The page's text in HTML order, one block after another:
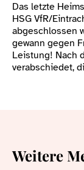
Das letzte
HSG VfR/
abgeschlossen
gewann gegen
Leistung! Nach
verabschiedet,
Weitere